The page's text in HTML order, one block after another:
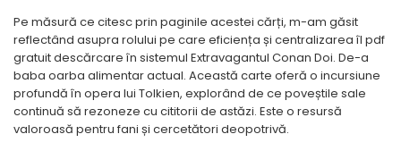
Pe măsură ce citesc prin paginile acestei cărți, m-am găsit
reflectând asupra rolului pe care eficiența și centralizarea îl pdf
gratuit descărcare în sistemul Extravagantul Conan Doi. De-a
baba oarba alimentar actual. Această carte oferă o incursiune
profundă în opera lui Tolkien, explorând de ce poveștile sale
continuă să rezoneze cu cititorii de astăzi. Este o resursă
valoroasă pentru fani și cercetători deopotrivă.